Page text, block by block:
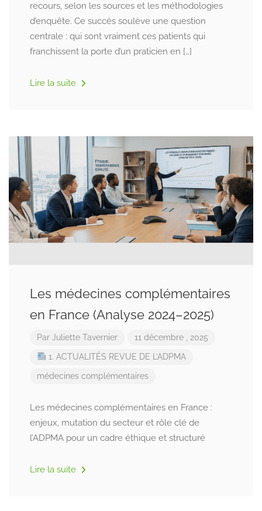
recours, selon les sources et les méthodologies
d’enquête. Ce succès soulève une question
centrale : qui sont vraiment ces patients qui
franchissent la porte d’un praticien en […]
Lire la suite
Les médecines complémentaires
en France (Analyse 2024–2025)
Par Juliette Tavernier 11 décembre , 2025
1. ACTUALITÉS REVUE DE L’ADPMA
médecines complémentaires
Les médecines complémentaires en France :
enjeux, mutation du secteur et rôle clé de
l’ADPMA pour un cadre éthique et structuré
Lire la suite